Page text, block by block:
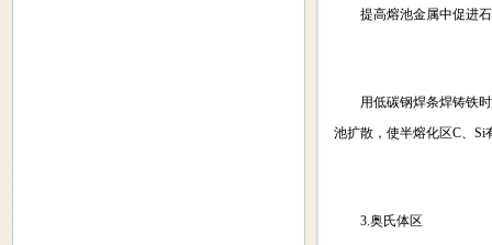
提高熔池金属中促进石
用低碳钢焊条焊铸铁时
池扩散，使半熔化区C、
3.奥氏体区